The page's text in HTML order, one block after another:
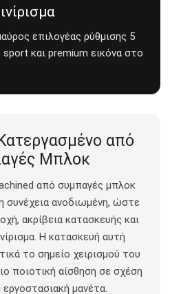
επιλογέας ρύθμισης 5
και premium εικόνα στο
από
Μπλοκ
από συμπαγές μπλοκ
συνέχεια ανοδιωμένη, ώστε
ακρίβεια κατασκευής και
Η κατασκευή αυτή
το σημείο χειρισμού του
ποιοτική αίσθηση σε σχέση
εργοστασιακή μανέτα.